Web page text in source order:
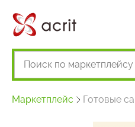
Маркетплейс Готовые